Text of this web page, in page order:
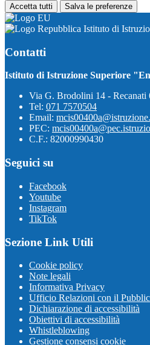
Accetta tutti Salva le preferenze
Istituto di
Contatti
Istituto di Istruzione Superiore
Via G. Brodolini 14 - Recanati
Tel: 071 7570504
Email:
PEC:
C.F.: 82000990430
Seguici su
Facebook
Youtube
Instagram
TikTok
Sezione Link Utili
Cookie policy
Note legali
Informativa Privacy
Ufficio Relazioni con il
Dichiarazione di accessibilità
Obiettivi di accessibilità
Whistleblowing
Gestione consensi cookie